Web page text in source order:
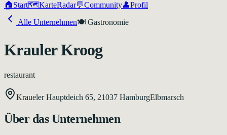
🏠Start🗺️KarteRadar💬Community👤Profil
Alle Unternehmen🍽️ Gastronomie
Krauler Kroog
restaurant
Kraueler Hauptdeich 65, 21037 HamburgElbmarsch
Über das Unternehmen